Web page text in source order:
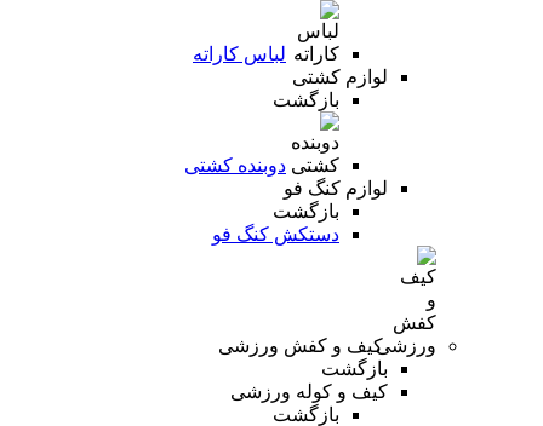
لباس کاراته
لوازم کشتی
بازگشت
دوبنده کشتی
لوازم کنگ فو
بازگشت
دستکش کنگ فو
کیف و کفش ورزشی
بازگشت
کیف و کوله ورزشی
بازگشت